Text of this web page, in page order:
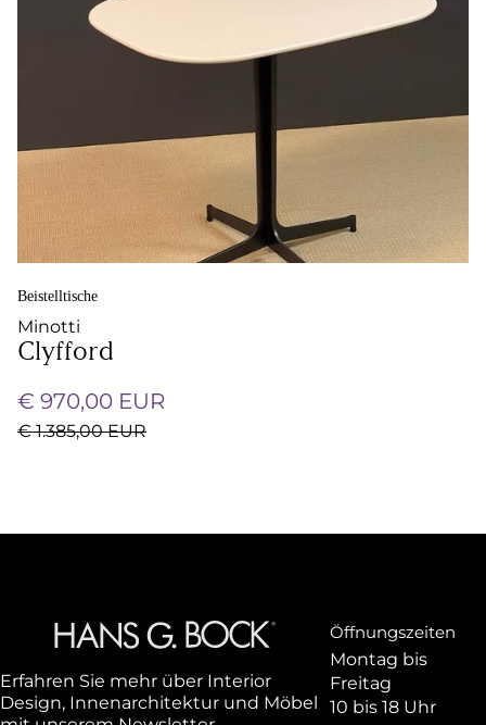
Beistelltische
Minotti
Clyfford
€ 970,00 EUR
€ 1.385,00 EUR
Öffnungszeiten
Montag bis
Freitag
10 bis 18 Uhr
Erfahren Sie mehr über Interior
Design, Innenarchitektur und Möbel